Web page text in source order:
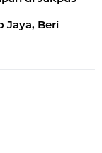
Jaya, Beri